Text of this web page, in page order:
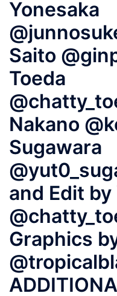
Yonesaka
Saito
Toeda
Nakano
Sugawara
and Edit
Graphics